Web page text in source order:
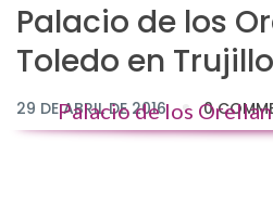
Palacio de los
Toledo en Trujillo
29 DE ABRIL DE 2016 0
Palacio de los